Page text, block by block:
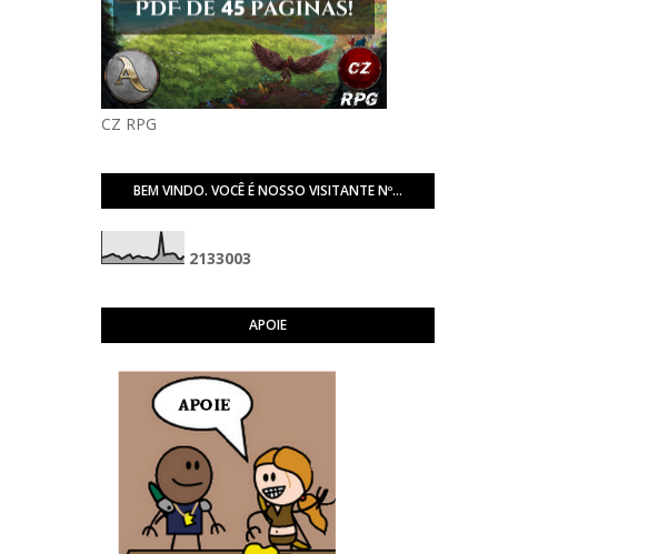
CZ RPG
BEM VINDO. VOCÊ É NOSSO VISITANTE Nº...
2133003
APOIE